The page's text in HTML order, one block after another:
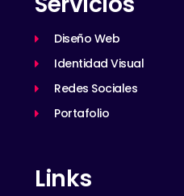
Diseño Web
Identidad Visual
Redes Sociales
Portafolio
Links